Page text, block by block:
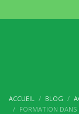
ACCUEIL BLOG
FORMATION DANS